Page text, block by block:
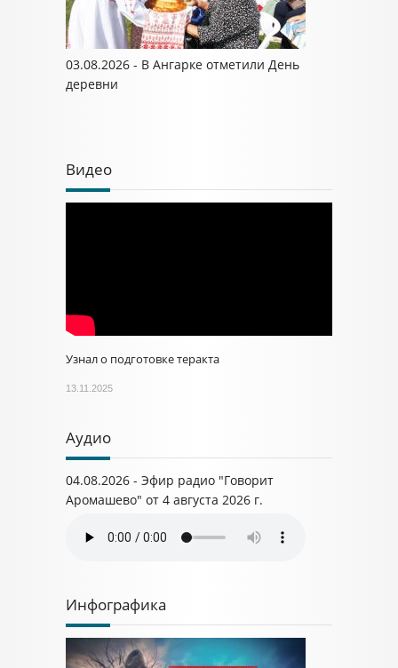
03.08.2026 - В Ангарке отметили День
деревни
Видео
Узнал о подготовке теракта
13.11.2025
Аудио
04.08.2026 - Эфир радио "Говорит
Аромашево" от 4 августа 2026 г.
Инфографика